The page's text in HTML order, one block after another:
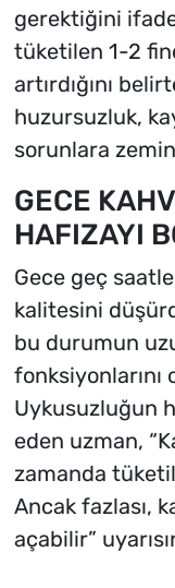
gerektiğini
tüketilen 1-2
artırdığını
huzursuzluk,
sorunlara zemin
GECE
HAFIZAYI
Gece geç
kalitesini
bu durumun
Uykusuzluğun
eden uzman,
zamanda
Ancak fazlası,
açabilir”